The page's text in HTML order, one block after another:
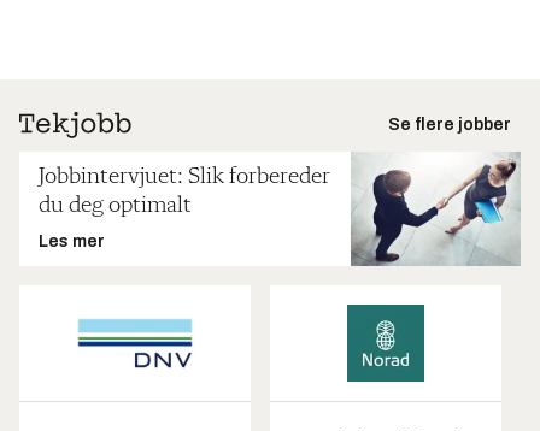
Se flere jobber
Jobbintervjuet: Slik forbereder
du deg optimalt
Les mer